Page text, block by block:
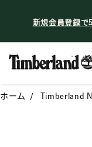
新規会員登録で
ホーム Timberland